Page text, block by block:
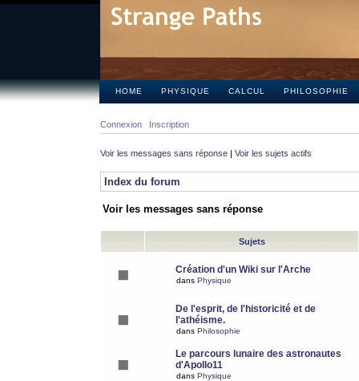
HOME PHYSIQUE CALCUL PHILOSOPHIE
Connexion Inscription
Voir les messages sans réponse | Voir les sujets actifs
Index du forum
Voir les messages sans réponse
Sujets
Création d'un Wiki sur l'Arche
dans Physique
De l'esprit, de l'historicité et de
l'athéisme.
dans Philosophie
Le parcours lunaire des astronautes
d'Apollo11
dans Physique